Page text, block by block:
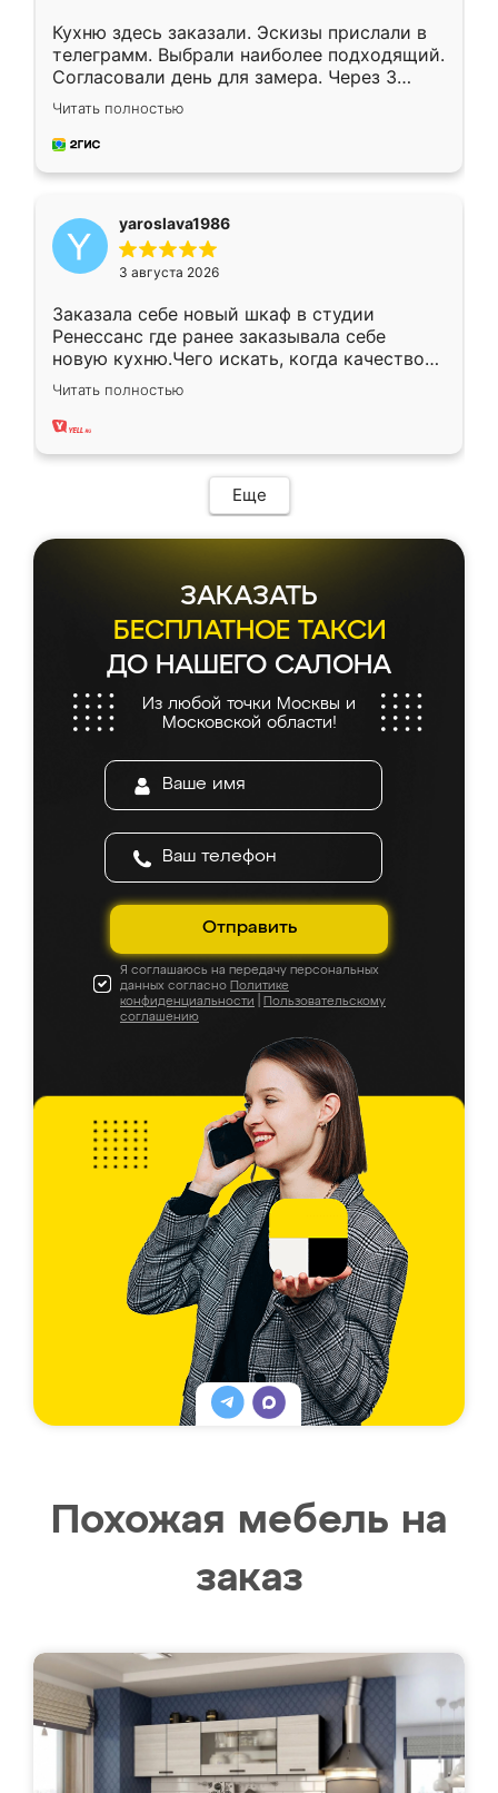
Кухню здесь заказали. Эскизы прислали в
телеграмм. Выбрали наиболее подходящий.
Согласовали день для замера. Через 3
недели кухня была уже готова. Остались
довольны работой. Спасибо Ренессанс
мебель за качественную работу!
Читать полностью
yaroslava1986
3 августа 2026
Заказала себе новый шкаф в студии
Ренессанс где ранее заказывала себе
новую кухню.Чего искать, когда качеством
вполне довольна. Служит кухня уже почти
два года, нареканий нет.
Читать полностью
Еще
ЗАКАЗАТЬ
БЕСПЛАТНОЕ ТАКСИ
ДО НАШЕГО САЛОНА
Из любой точки Москвы и
Московской области!
Отправить
Я соглашаюсь на передачу персональных
данных согласно Политике
конфиденциальности
Пользовательскому
соглашению
Похожая мебель на
заказ